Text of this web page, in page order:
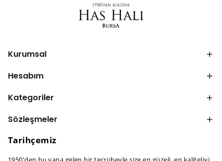
Kurumsal
Hesabım
Kategoriler
Sözleşmeler
Tarihçemiz